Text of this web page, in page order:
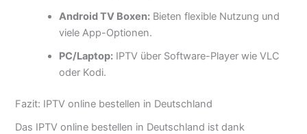
Android TV Boxen: Bieten flexible Nutzung und
viele App-Optionen.
PC/Laptop: IPTV über Software-Player wie VLC
oder Kodi.
Fazit: IPTV online bestellen in Deutschland
Das IPTV online bestellen in Deutschland ist dank